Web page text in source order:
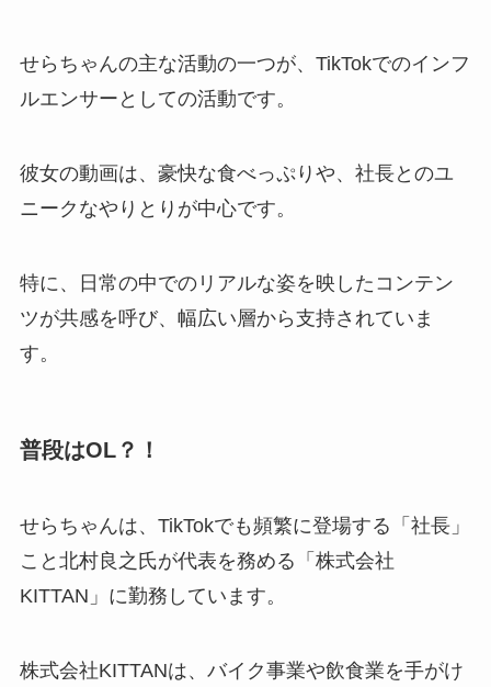
せらちゃんの主な活動の一つが、TikTokでのインフ
ルエンサーとしての活動です。
彼女の動画は、豪快な食べっぷりや、社長とのユ
ニークなやりとりが中心です。
特に、日常の中でのリアルな姿を映したコンテン
ツが共感を呼び、幅広い層から支持されていま
す。
普段はOL？！
せらちゃんは、TikTokでも頻繁に登場する「社長」
こと北村良之氏が代表を務める「株式会社
KITTAN」に勤務しています。
株式会社KITTANは、バイク事業や飲食業を手がけ